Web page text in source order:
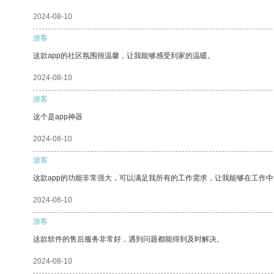
2024-08-10
游客
这款app的社区氛围很温馨，让我能够感受到家的温暖。
2024-08-10
游客
这个是app神器
2024-08-10
游客
这款app的功能非常强大，可以满足我所有的工作需求，让我能够在工作中
2024-08-10
游客
这款软件的售后服务非常好，遇到问题都能得到及时解决。
2024-08-10